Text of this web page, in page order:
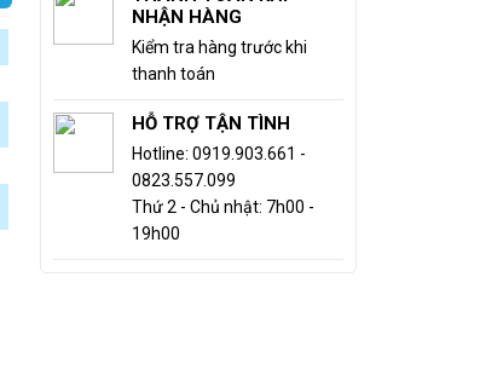
NHẬN HÀNG
Kiểm tra hàng trước khi
thanh toán
HỖ TRỢ TẬN TÌNH
Hotline: 0919.903.661 -
0823.557.099
Thứ 2 - Chủ nhật: 7h00 -
19h00